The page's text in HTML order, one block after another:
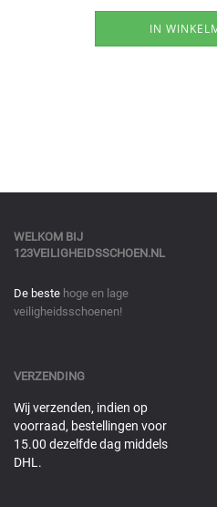
WELKOM BIJ
123VEILIGHEIDSSCHOEN.NL
De beste hoge en lage
veiligheidsschoenen!
VERZENDING
Wij verzenden, indien op
voorraad, bestellingen voor
15.00 dezelfde dag middels
DHL.